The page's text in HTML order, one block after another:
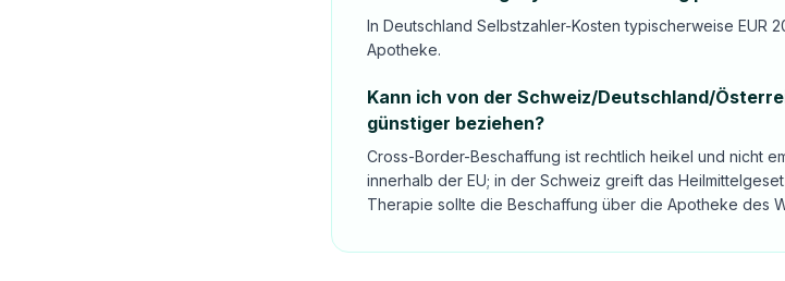
In Deutschland Selbstzahler-Kosten typischerweise EUR
Apotheke.
Kann ich von der Schweiz/Deutschland/
günstiger beziehen?
Cross-Border-Beschaffung ist rechtlich heikel und nicht
innerhalb der EU; in der Schweiz greift das
Therapie sollte die Beschaffung über die Apotheke des